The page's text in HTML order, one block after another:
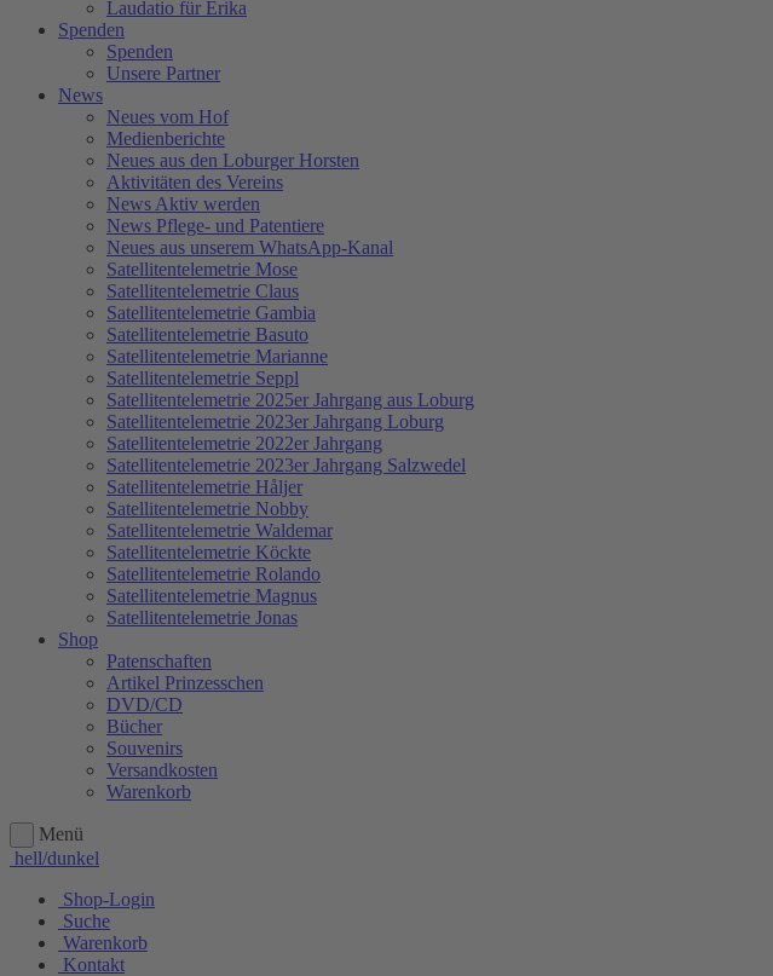
Laudatio für Erika
Spenden
Spenden
Unsere Partner
News
Neues vom Hof
Medienberichte
Neues aus den Loburger Horsten
Aktivitäten des Vereins
News Aktiv werden
News Pflege- und Patentiere
Neues aus unserem WhatsApp-Kanal
Satellitentelemetrie Mose
Satellitentelemetrie Claus
Satellitentelemetrie Gambia
Satellitentelemetrie Basuto
Satellitentelemetrie Marianne
Satellitentelemetrie Seppl
Satellitentelemetrie 2025er Jahrgang aus Loburg
Satellitentelemetrie 2023er Jahrgang Loburg
Satellitentelemetrie 2022er Jahrgang
Satellitentelemetrie 2023er Jahrgang Salzwedel
Satellitentelemetrie Håljer
Satellitentelemetrie Nobby
Satellitentelemetrie Waldemar
Satellitentelemetrie Köckte
Satellitentelemetrie Rolando
Satellitentelemetrie Magnus
Satellitentelemetrie Jonas
Shop
Patenschaften
Artikel Prinzesschen
DVD/CD
Bücher
Souvenirs
Versandkosten
Warenkorb
Menü
hell/dunkel
Shop-Login
Suche
Warenkorb
Kontakt